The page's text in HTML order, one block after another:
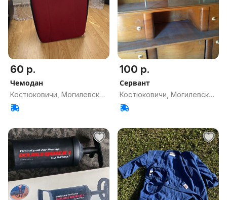
60 р.
Чемодан
Костюковичи, Могилевская
обл.
100 р.
Сервант
Костюковичи, Могилевская
обл.